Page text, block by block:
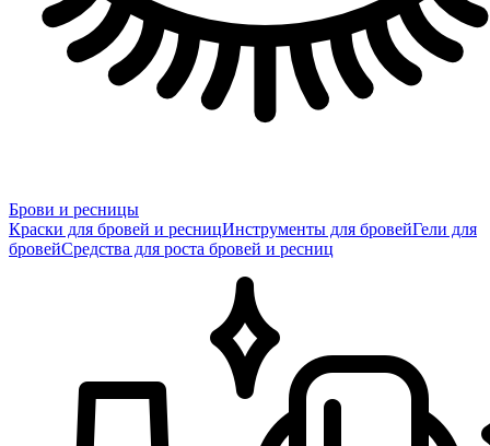
Брови и ресницы
Краски для бровей и ресницИнструменты для бровейГели для
бровейСредства для роста бровей и ресниц